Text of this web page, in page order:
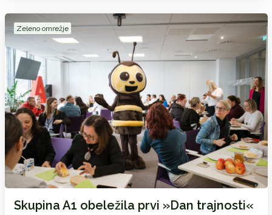
Zeleno omrežje
Skupina A1 obeležila prvi »Dan trajnosti«